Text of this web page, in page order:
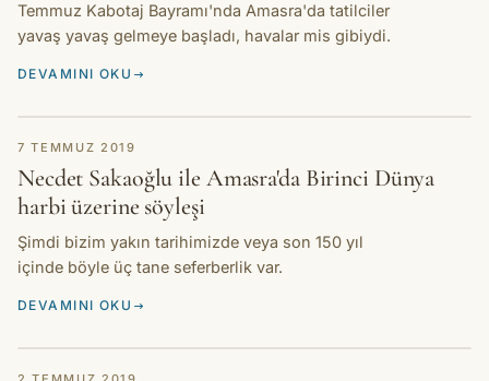
Temmuz Kabotaj Bayramı'nda Amasra'da tatilciler
yavaş yavaş gelmeye başladı, havalar mis gibiydi.
DEVAMINI OKU
HIKAYE
7 TEMMUZ 2019
Necdet Sakaoğlu ile Amasra'da Birinci Dünya
harbi üzerine söyleşi
Şimdi bizim yakın tarihimizde veya son 150 yıl
içinde böyle üç tane seferberlik var.
DEVAMINI OKU
HIKAYE